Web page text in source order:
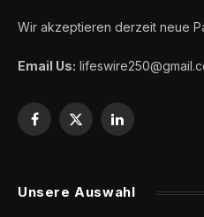
Wir akzeptieren derzeit neue
Email Us:
Facebook
X
LinkedIn
Unsere Auswahl